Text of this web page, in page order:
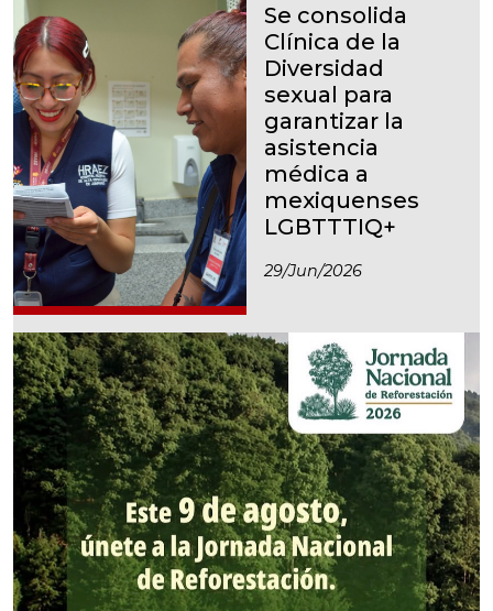
Se consolida
Clínica de la
Diversidad
sexual para
garantizar la
asistencia
médica a
mexiquenses
LGBTTTIQ+
29/jun/2026